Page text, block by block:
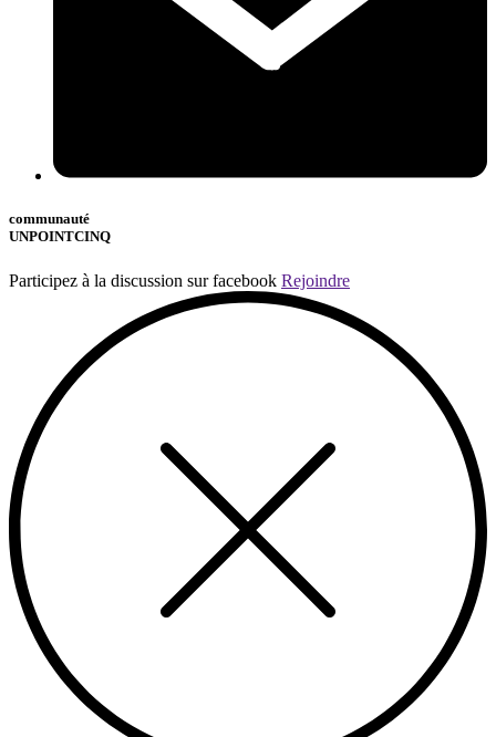
communauté
UNPOINTCINQ
Participez à la discussion sur facebook Rejoindre